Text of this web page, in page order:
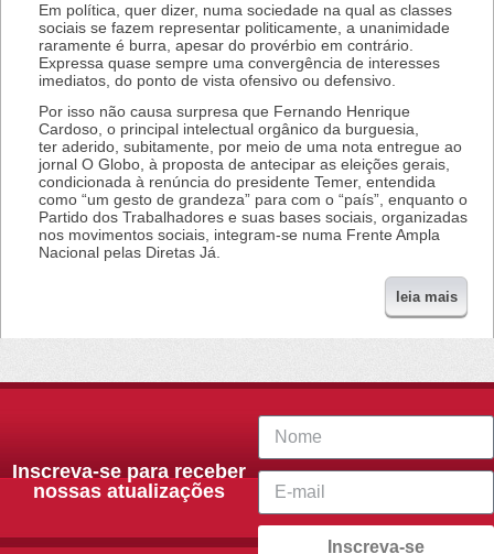
Em política, quer dizer, numa sociedade na qual as classes
sociais se fazem representar politicamente, a unanimidade
raramente é burra, apesar do provérbio em contrário.
Expressa quase sempre uma convergência de interesses
imediatos, do ponto de vista ofensivo ou defensivo.
Por isso não causa surpresa que Fernando Henrique
Cardoso, o principal intelectual orgânico da burguesia,
ter aderido, subitamente, por meio de uma nota entregue ao
jornal O Globo, à proposta de antecipar as eleições gerais,
condicionada à renúncia do presidente Temer, entendida
como “um gesto de grandeza” para com o “país”, enquanto o
Partido dos Trabalhadores e suas bases sociais, organizadas
nos movimentos sociais, integram-se numa Frente Ampla
Nacional pelas Diretas Já.
leia mais
Inscreva-se para receber
nossas atualizações
Inscreva-se